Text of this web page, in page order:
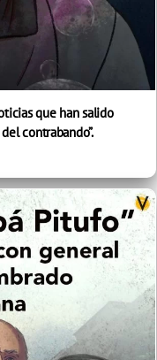
que han salido
contrabando”.